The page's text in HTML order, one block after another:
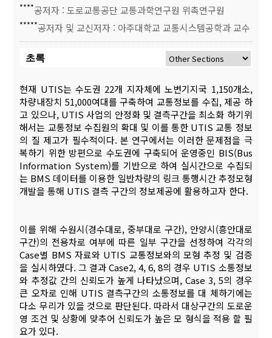
****공저자 : 도로교통공단 교통과학연구원 위촉연구원
*****공저자 및 교신저자 : 아주대학교 교통시스템공학과 교수
초록
현재 UTIS는 수도권 22개 지자체에 노변기지국 1,150개소,
차량내장치 51,000여대를 구축하여 교통정보를 수집, 제공 하
고 있으나, UTIS 사업의 안정화 및 결측구간을 최소화 하기위
해서는 교통정보 수집원의 확대 및 이를 통한 UTIS 교통 정보
의 질 제고가 필수적이다. 본 연구에서는 이러한 문제점을 극
복하기 위한 방편으로 수도권에 구축되어 운영중인 BIS(Bus
Information System)를 기반으로 하여 실시간으로 수집되
는 BMS 데이터를 이용한 일반차량의 링크 통행시간 추정모형
개발을 통해 UTIS 결측 구간의 정보제공에 활용하고자 한다.
이를 위해 수원시(경수대로, 중부대로 구간), 안양시(흥안대로
구간)의 전용차로 여부에 따른 일부 구간을 선정하여 각각의
Case별 BMS 자료와 UTIS 교통정보와의 모형 추정 및 검증
을 실시하였다. 그 결과 Case2, 4, 6, 8의 경우 UTIS 소통정보
와 추정값 간의 신뢰도가 높게 나타났으며, Case 3, 5의 경우
큰 오차로 인해 UTIS 결측구간의 소통정보를 대 체하기에는
다소 무리가 있을 것으로 판단된다. 따라서 대상구간의 도로운
영 조건 및 상황에 맞추어 신뢰도가 높은 모 형식을 적용 할 필
요가 있다.